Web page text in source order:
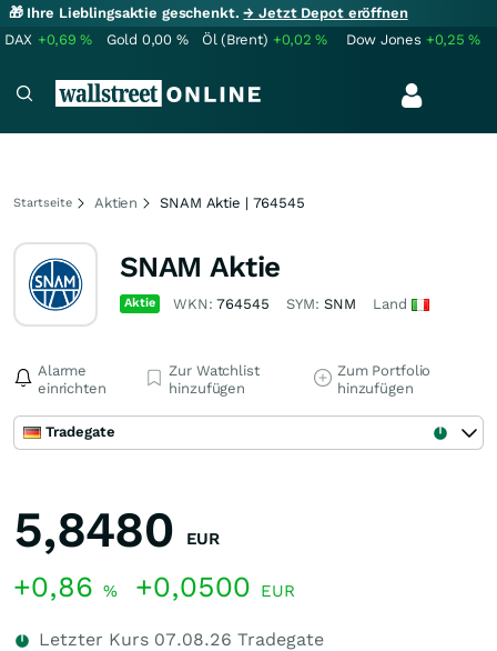
🎁 Ihre Lieblingsaktie geschenkt.→ Jetzt Depot eröffnen
DAX +0,69% Gold 0,00 % Öl (Brent) +0,02% Dow Jones +0,25%
Startseite Aktien SNAM Aktie | 764545
SNAM Aktie
Aktie WKN:764545 SYM: SNM Land
Alarme
einrichten
Zur Watchlist
hinzufügen
Zum Portfolio
hinzufügen
Tradegate
5,8480 EUR
+0,86 % +0,0500 EUR
Letzter Kurs 07.08.26 Tradegate